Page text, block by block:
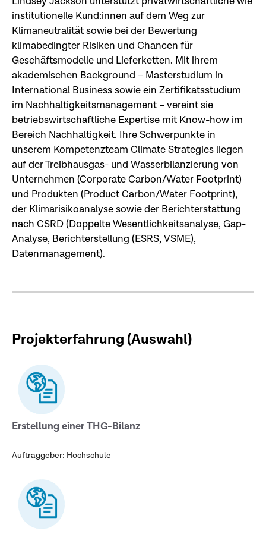
institutionelle Kund:innen auf dem Weg zur
Klimaneutralität sowie bei der Bewertung
klimabedingter Risiken und Chancen für
Geschäftsmodelle und Lieferketten. Mit ihrem
akademischen Background – Masterstudium in
International Business sowie ein Zertifikatsstudium
im Nachhaltigkeitsmanagement – vereint sie
betriebswirtschaftliche Expertise mit Know-how im
Bereich Nachhaltigkeit. Ihre Schwerpunkte in
unserem Kompetenzteam Climate Strategies liegen
auf der Treibhausgas- und Wasserbilanzierung von
Unternehmen (Corporate Carbon/Water Footprint)
und Produkten (Product Carbon/Water Footprint),
der Klimarisikoanalyse sowie der Berichterstattung
nach CSRD (Doppelte Wesentlichkeitsanalyse, Gap-
Analyse, Berichterstellung (ESRS, VSME),
Datenmanagement).
Projekterfahrung (Auswahl)
Erstellung einer THG-Bilanz
Auftraggeber: Hochschule